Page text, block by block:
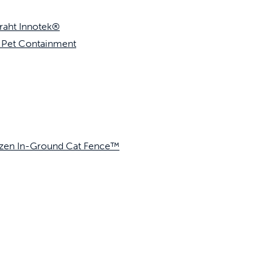
Innotek®
Containment
In-Ground Cat Fence™